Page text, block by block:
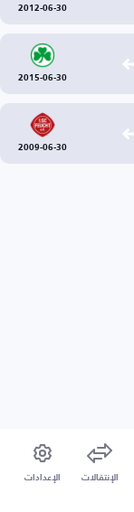
2012-06-30
2015-06-30
2009-06-30
الإنتقالات الإعدادات